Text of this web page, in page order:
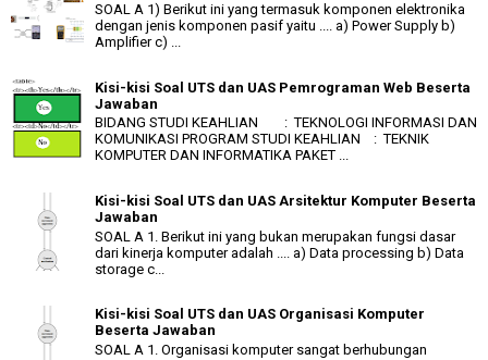
SOAL A 1) Berikut ini yang termasuk komponen elektronika
dengan jenis komponen pasif yaitu .... a) Power Supply b)
Amplifier c) ...
Kisi-kisi Soal UTS dan UAS Pemrograman Web Beserta
Jawaban
BIDANG STUDI KEAHLIAN : TEKNOLOGI INFORMASI DAN
KOMUNIKASI PROGRAM STUDI KEAHLIAN : TEKNIK
KOMPUTER DAN INFORMATIKA PAKET ...
Kisi-kisi Soal UTS dan UAS Arsitektur Komputer Beserta
Jawaban
SOAL A 1. Berikut ini yang bukan merupakan fungsi dasar
dari kinerja komputer adalah .... a) Data processing b) Data
storage c...
Kisi-kisi Soal UTS dan UAS Organisasi Komputer
Beserta Jawaban
SOAL A 1. Organisasi komputer sangat berhubungan